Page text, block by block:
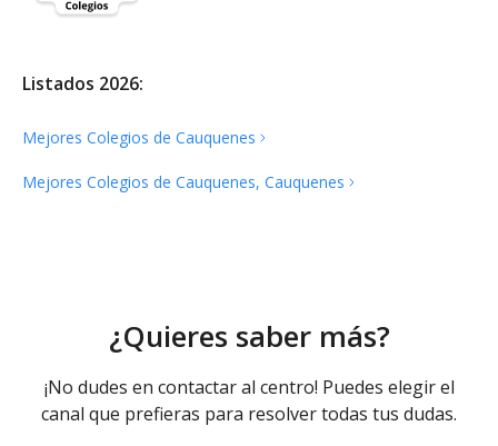
Listados 2026:
Mejores Colegios de Cauquenes
Mejores Colegios de Cauquenes, Cauquenes
¿Quieres saber más?
¡No dudes en contactar al centro! Puedes elegir el
canal que prefieras para resolver todas tus dudas.